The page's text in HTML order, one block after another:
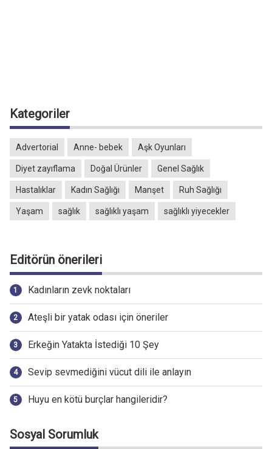
Kategoriler
Advertorial Anne- bebek Aşk Oyunları
Diyet zayıflama Doğal Ürünler Genel Sağlık
Hastalıklar Kadın Sağlığı Manşet Ruh Sağlığı
Yaşam sağlık sağlıklı yaşam sağlıklı yiyecekler
Editörün önerileri
Kadınların zevk noktaları
Ateşli bir yatak odası için öneriler
Erkeğin Yatakta İstediği 10 Şey
Sevip sevmediğini vücut dili ile anlayın
Huyu en kötü burçlar hangileridir?
Sosyal Sorumluk